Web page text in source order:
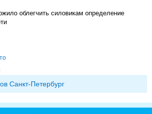
облегчить силовикам определение
Санкт-Петербург